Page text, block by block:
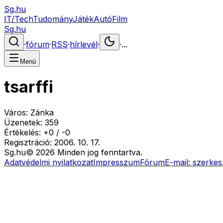
Sg.hu
IT/TechTudományJátékAutóFilm
Sg.hu
·fórum·RSS·hírlevél· ·...
Menü
tsarffi
Város: Zánka
Üzenetek: 359
Értékelés: +0 / -0
Regisztráció: 2006. 10. 17.
Sg.hu© 2026 Minden jog fenntartva.
Adatvédelmi nyilatkozatImpresszumFórumE-mail: